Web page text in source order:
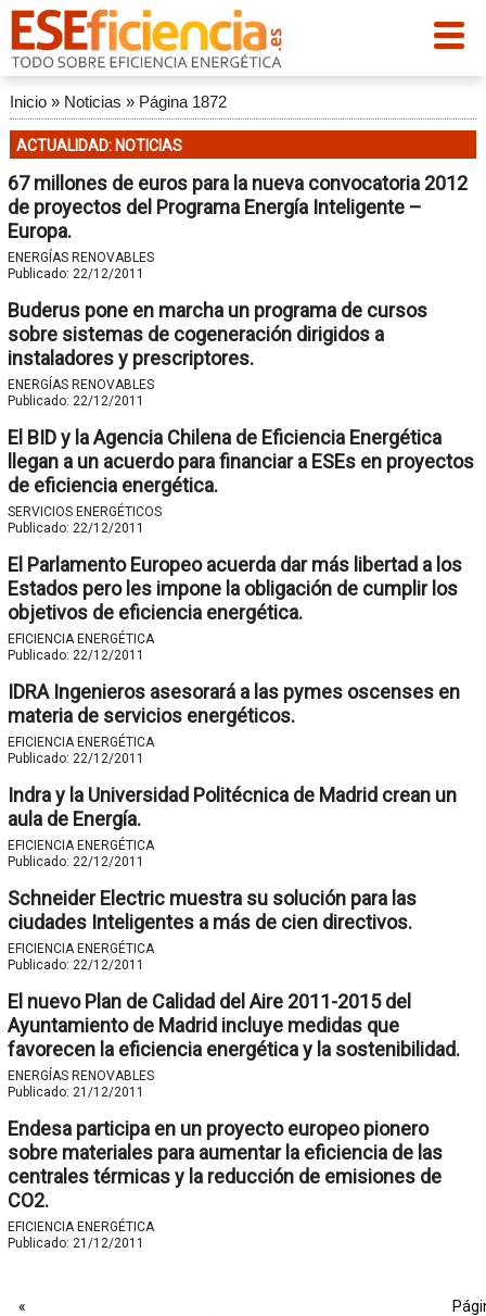
Inicio» Noticias » Página 1872
ACTUALIDAD: NOTICIAS
67 millones de euros para la nueva convocatoria 2012
de proyectos del Programa Energía Inteligente –
Europa.
ENERGÍAS RENOVABLES
Publicado: 22/12/2011
Buderus pone en marcha un programa de cursos
sobre sistemas de cogeneración dirigidos a
instaladores y prescriptores.
ENERGÍAS RENOVABLES
Publicado: 22/12/2011
El BID y la Agencia Chilena de Eficiencia Energética
llegan a un acuerdo para financiar a ESEs en proyectos
de eficiencia energética.
SERVICIOS ENERGÉTICOS
Publicado: 22/12/2011
El Parlamento Europeo acuerda dar más libertad a los
Estados pero les impone la obligación de cumplir los
objetivos de eficiencia energética.
EFICIENCIA ENERGÉTICA
Publicado: 22/12/2011
IDRA Ingenieros asesorará a las pymes oscenses en
materia de servicios energéticos.
EFICIENCIA ENERGÉTICA
Publicado: 22/12/2011
Indra y la Universidad Politécnica de Madrid crean un
aula de Energía.
EFICIENCIA ENERGÉTICA
Publicado: 22/12/2011
Schneider Electric muestra su solución para las
ciudades Inteligentes a más de cien directivos.
EFICIENCIA ENERGÉTICA
Publicado: 22/12/2011
El nuevo Plan de Calidad del Aire 2011-2015 del
Ayuntamiento de Madrid incluye medidas que
favorecen la eficiencia energética y la sostenibilidad.
ENERGÍAS RENOVABLES
Publicado: 21/12/2011
Endesa participa en un proyecto europeo pionero
sobre materiales para aumentar la eficiencia de las
centrales térmicas y la reducción de emisiones de
CO2.
EFICIENCIA ENERGÉTICA
Publicado: 21/12/2011
«